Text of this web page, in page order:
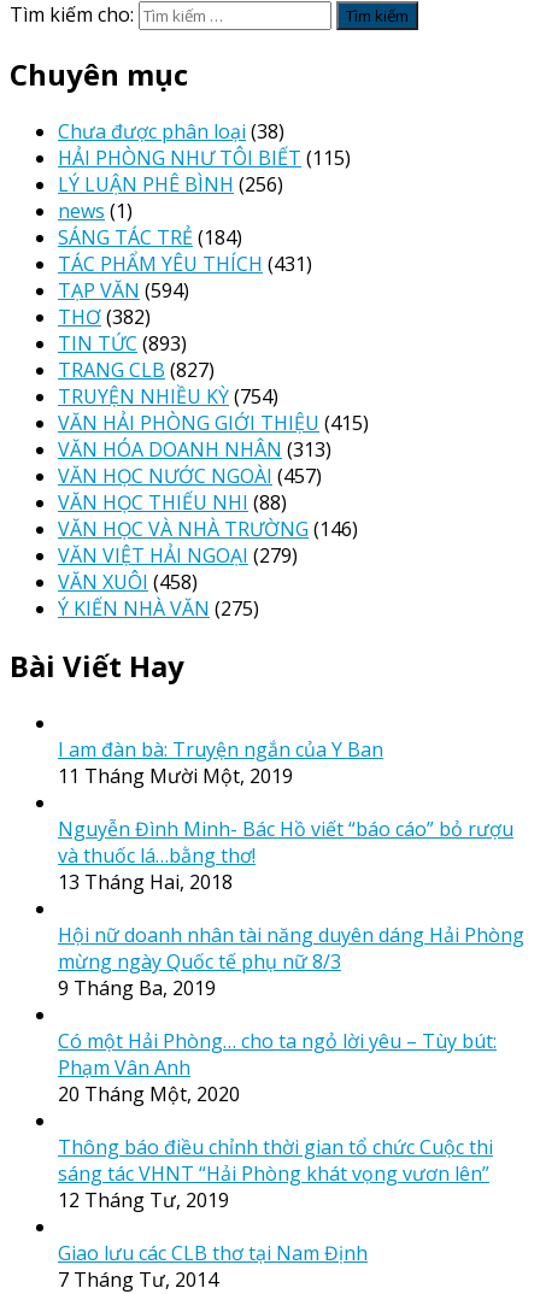
Tìm kiếm cho:
Chuyên mục
Chưa được phân loại (38)
HẢI PHÒNG NHƯ TÔI BIẾT (115)
LÝ LUẬN PHÊ BÌNH (256)
news (1)
SÁNG TÁC TRẺ (184)
TÁC PHẨM YÊU THÍCH (431)
TẠP VĂN (594)
THƠ(382)
TIN TỨC (893)
TRANG CLB (827)
TRUYỆN NHIỀU KỲ(754)
VĂN HẢI PHÒNG GIỚI THIỆU (415)
VĂN HÓA DOANH NHÂN (313)
VĂN HỌC NƯỚC NGOÀI (457)
VĂN HỌC THIẾU NHI (88)
VĂN HỌC VÀ NHÀ TRƯỜNG (146)
VĂN VIỆT HẢI NGOẠI (279)
VĂN XUÔI (458)
Ý KIẾN NHÀ VĂN (275)
Bài Viết Hay
I am đàn bà: Truyện ngắn của Y Ban
11 Tháng Mười Một, 2019
Nguyễn Đình Minh- Bác Hồ viết “báo cáo” bỏ rượu
và thuốc lá…bằng thơ!
13 Tháng Hai, 2018
Hội nữ doanh nhân tài năng duyên dáng Hải Phòng
mừng ngày Quốc tế phụ nữ 8/3
9 Tháng Ba, 2019
Có một Hải Phòng… cho ta ngỏ lời yêu – Tùy bút:
Phạm Vân Anh
20 Tháng Một, 2020
Thông báo điều chỉnh thời gian tổ chức Cuộc thi
sáng tác VHNT “Hải Phòng khát vọng vươn lên”
12 Tháng Tư, 2019
Giao lưu các CLB thơ tại Nam Định
7 Tháng Tư, 2014